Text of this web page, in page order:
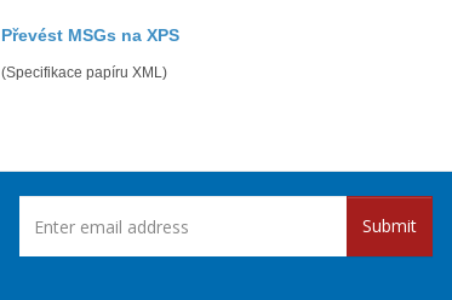
Převést MSGs na XPS
(Specifikace papíru XML)
Submit